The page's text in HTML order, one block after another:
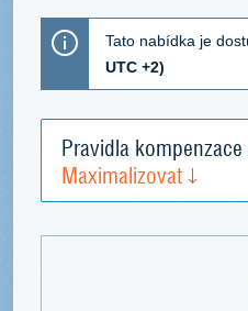
Tato nabídka je
UTC +2)
Pravidla
Maximalizovat